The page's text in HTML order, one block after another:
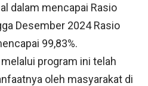
dalam mencapai Rasio
Desember 2024 Rasio
99,83%.
program ini telah
oleh masyarakat di